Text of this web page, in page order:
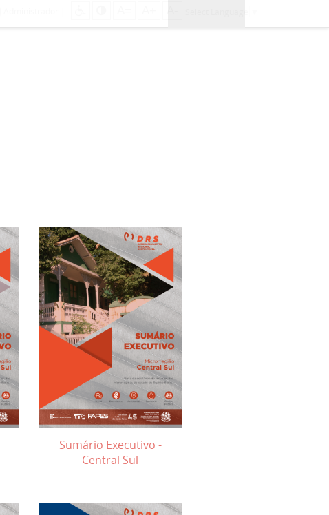
Sumário Executivo -
Central Sul